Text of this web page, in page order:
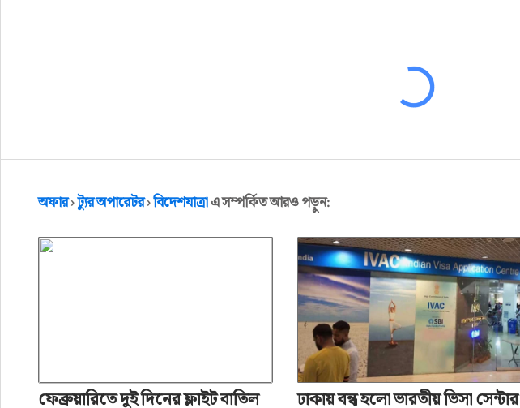
অফার›ট্যুর অপারেটর›বিদেশযাত্রাএ সম্পর্কিত আরও পড়ুন:
ফেব্রুয়ারিতে দুই দিনের ফ্লাইট বাতিল ঢাকায় বন্ধ হলো ভারতীয় ভিসা সেন্টার